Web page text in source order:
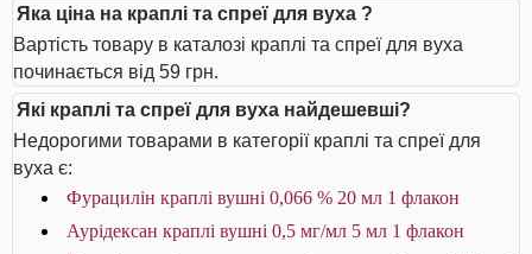
Яка ціна на краплі та спреї для вуха ?
Вартість товару в каталозі краплі та спреї для вуха
починається від 59 грн.
Які краплі та спреї для вуха найдешевші?
Недорогими товарами в категорії краплі та спреї для
вуха є:
Фурацилін краплі вушні 0,066 % 20 мл 1 флакон
Аурiдексан краплі вушні 0,5 мг/мл 5 мл 1 флакон